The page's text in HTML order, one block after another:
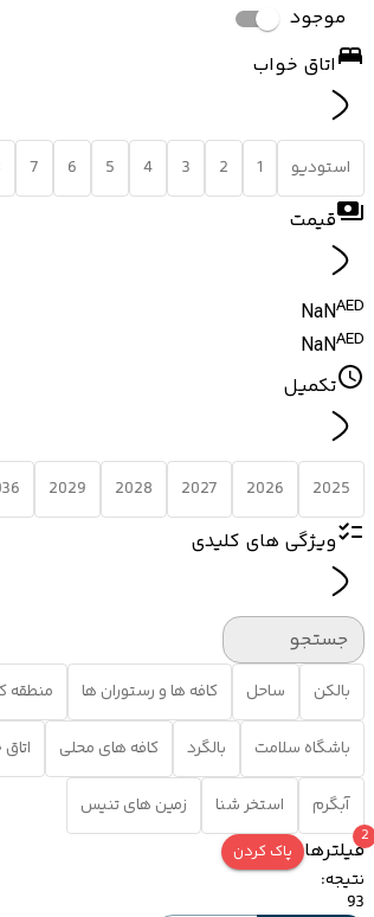
موجود
اتاق خواب
استودیو 1
2
3
4
5
6
7
قیمت
NaNAED
NaNAED
تکمیل
2025
2026
2027
2028
2029
ویژگی های کلیدی
جستجو
بالکن ساحل کافه ها و رستوران ها منطقه
باشگاه سلامت بالگرد کافه های محلی
آبگرم استخر شنا زمین های تنیس
فیلترها
2
پاک کردن
نتیجه:
93